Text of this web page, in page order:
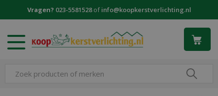
Vragen? 023-5581528ofinfo@koopkerstverlichting.nl